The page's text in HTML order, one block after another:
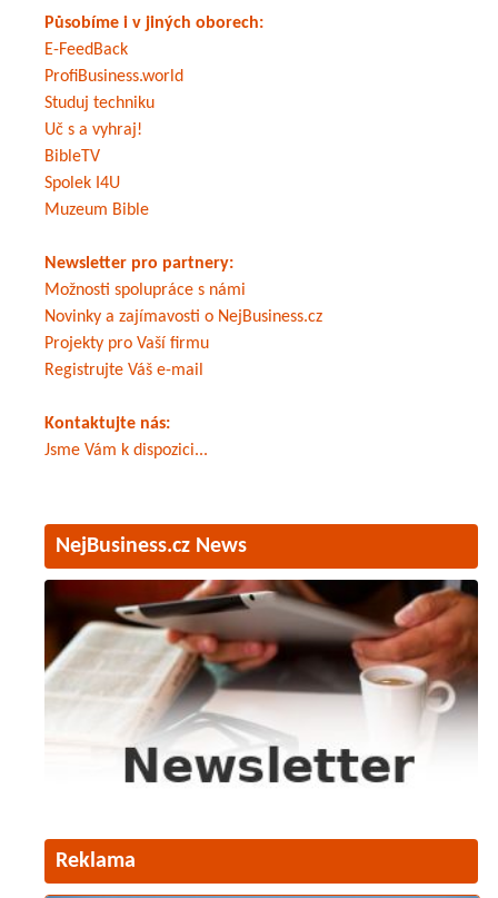
Působíme i v jiných oborech:
E-FeedBack
ProfiBusiness.world
Studuj techniku
Uč s a vyhraj!
BibleTV
Spolek I4U
Muzeum Bible
Newsletter pro partnery:
Možnosti spolupráce s námi
Novinky a zajímavosti o NejBusiness.cz
Projekty pro Vaší firmu
Registrujte Váš e-mail
Kontaktujte nás:
Jsme Vám k dispozici...
NejBusiness.cz News
Reklama